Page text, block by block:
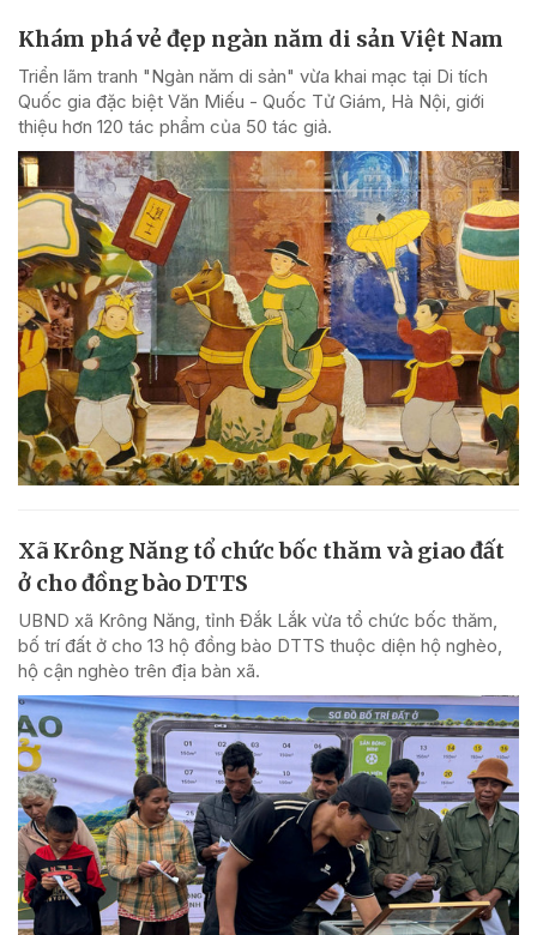
Khám phá vẻ đẹp ngàn năm di sản Việt Nam
Triển lãm tranh "Ngàn năm di sản" vừa khai mạc tại Di tích
Quốc gia đặc biệt Văn Miếu - Quốc Tử Giám, Hà Nội, giới
thiệu hơn 120 tác phẩm của 50 tác giả.
Xã Krông Năng tổ chức bốc thăm và giao đất
ở cho đồng bào DTTS
UBND xã Krông Năng, tỉnh Đắk Lắk vừa tổ chức bốc thăm,
bố trí đất ở cho 13 hộ đồng bào DTTS thuộc diện hộ nghèo,
hộ cận nghèo trên địa bàn xã.